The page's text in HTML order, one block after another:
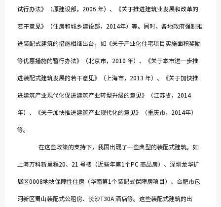
试行办法》（原建设部，2006 年）、《关于推进建筑业发展和改革的
若干意见》（住房和城乡建设部，2014年）等。同时，各地政府强制推
进装配式建筑的措施相继出台，如《关于产业化住宅项目实施面积奖励
等优惠措施的暂行办法》（北京市，2010 年）、《关于本市进一步推
进装配式建筑发展的若干意见》（上海市，2013 年）、《关于加快推
进建筑产业现代化促进建筑产业转型升级的意见》（江苏省，2014
年）、《关于加快推进建筑产业现代化的意见》（重庆市，2014年）
等。
在这些政策的支持下，我国出现了一些典型的装配式建筑。如
上海万科新里程20、21 号楼（近些年第1个PC 商品房）、深圳龙华扩
展区0008地块保障性住房（华南第1个装配式保障房项目）、合肥市包
河新区蜀山装配式公租房、长沙T30A 酒店等。这些装配式建筑的出